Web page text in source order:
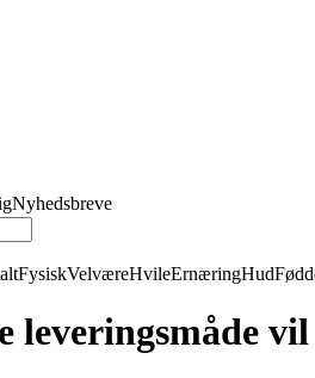
Nyhedsbreve
FysiskVelværeHvileErnæringHud
leveringsmåde